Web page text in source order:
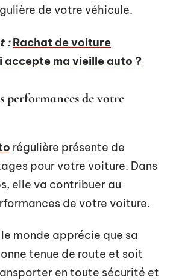
de votre véhicule.
: Rachat de voiture
accepte ma vieille auto ?
performances de votre
régulière présente de
pour votre voiture. Dans
elle va contribuer au
de votre voiture.
monde apprécie que sa
tenue de route et soit
en toute sécurité et